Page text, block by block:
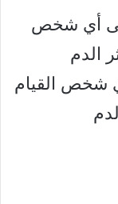
شخص القيام